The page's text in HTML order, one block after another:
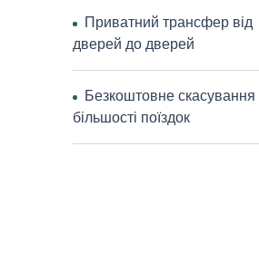
Приватний трансфер від
дверей до дверей
Безкоштовне скасування
більшості поїздок